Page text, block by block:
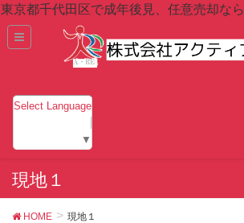
東京都千代田区で成年後見、任意売却なら
Select Language
▼
現地１
HOME 現地１